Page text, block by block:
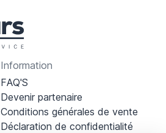
Information
FAQ'S
Devenir partenaire
Conditions générales de vente
Déclaration de confidentialité